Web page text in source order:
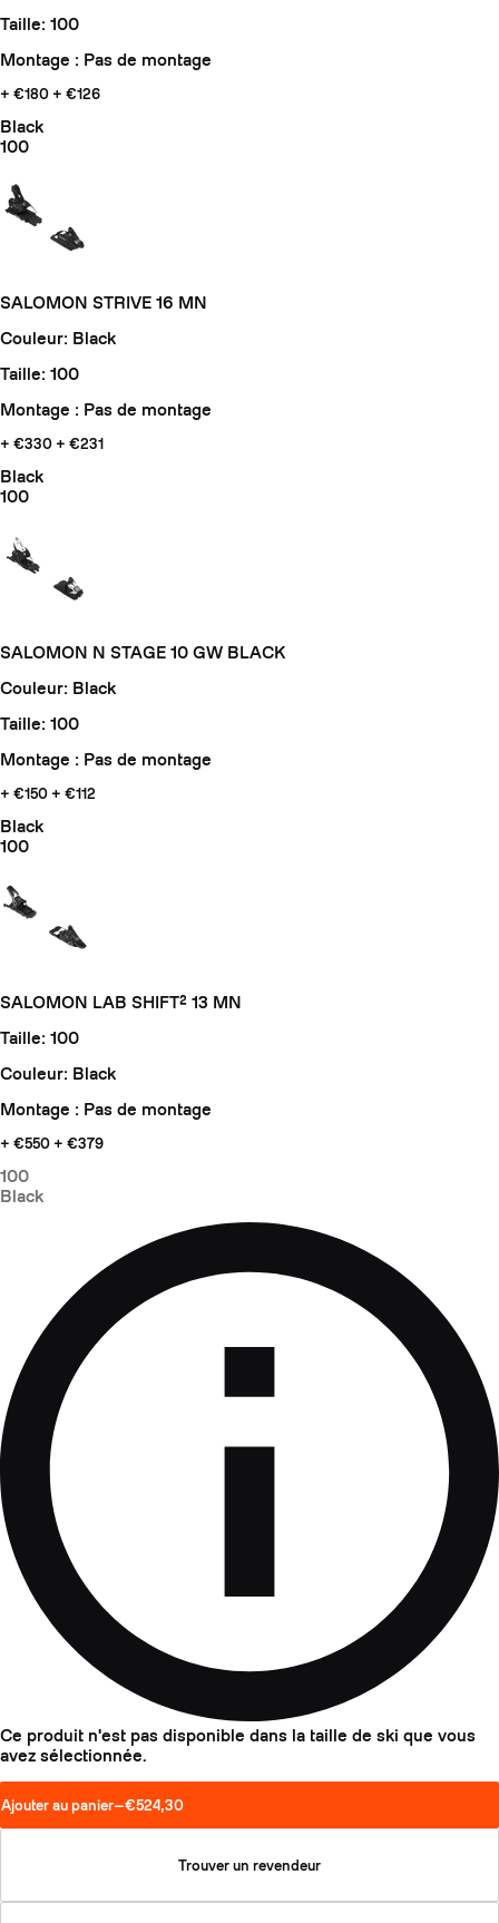
Taille: 100
Montage : Pas de montage
+ €180 + €126
Black
100
SALOMON STRIVE 16 MN
Couleur: Black
Taille: 100
Montage : Pas de montage
+ €330 + €231
Black
100
SALOMON N STAGE 10 GW BLACK
Couleur: Black
Taille: 100
Montage : Pas de montage
+ €150 + €112
Black
100
SALOMON LAB SHIFT² 13 MN
Taille: 100
Couleur: Black
Montage : Pas de montage
+ €550 + €379
100
Black
Ce produit n'est pas disponible dans la taille de ski que vous
avez sélectionnée.
Ajouter au panier—€524,30
Trouver un revendeur